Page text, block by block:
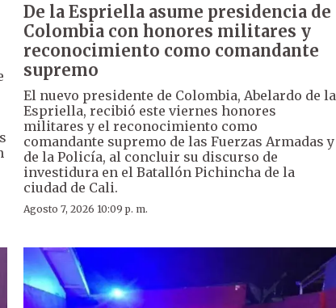
De la Espriella asume presidencia de
Colombia con honores militares y
reconocimiento como comandante
supremo
El nuevo presidente de Colombia, Abelardo de la
Espriella, recibió este viernes honores
militares y el reconocimiento como
comandante supremo de las Fuerzas Armadas y
de la Policía, al concluir su discurso de
investidura en el Batallón Pichincha de la
ciudad de Cali.
Agosto 7, 2026 10:09 p. m.